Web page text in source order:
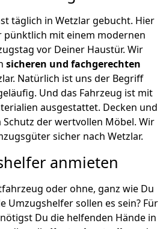
täglich in Wetzlar gebucht. Hier
pünktlich mit einem modernen
vor Deiner Haustür. Wir
sicheren und fachgerechten
Natürlich ist uns der Begriff
Und das Fahrzeug ist mit
ausgestattet. Decken und
der wertvollen Möbel. Wir
sicher nach Wetzlar.
anmieten
oder ohne, ganz wie Du
Umzugshelfer sollen es sein? Für
Du die helfenden Hände in